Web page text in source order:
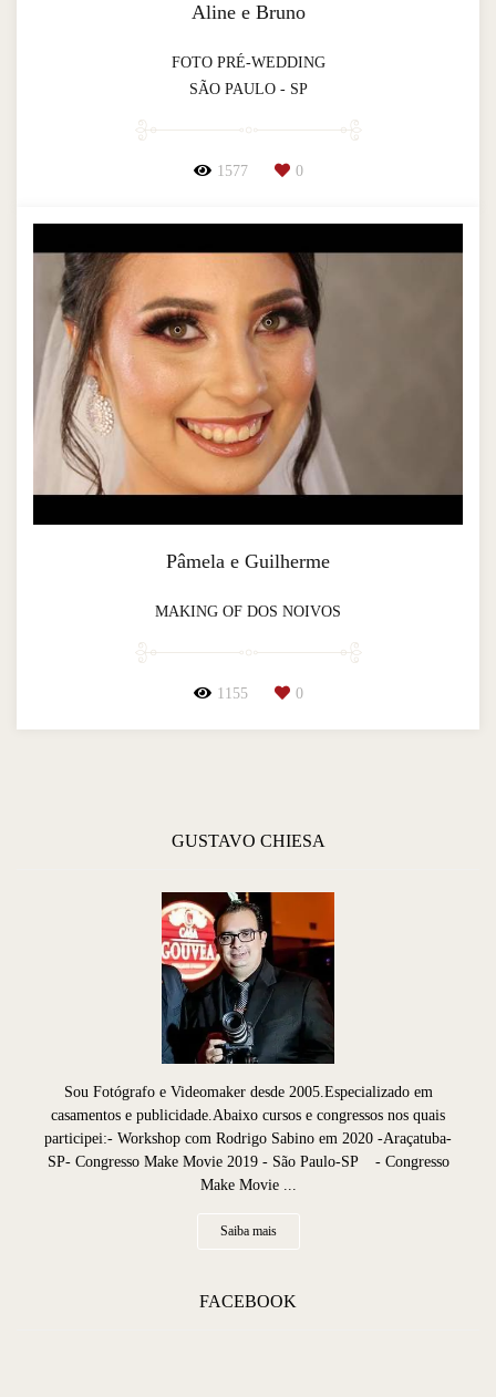
Aline e Bruno
FOTO PRÉ-WEDDING
SÃO PAULO - SP
1577 0
Pâmela e Guilherme
MAKING OF DOS NOIVOS
1155 0
GUSTAVO CHIESA
Sou Fotógrafo e Videomaker desde 2005.Especializado em
casamentos e publicidade.Abaixo cursos e congressos nos quais
participei:- Workshop com Rodrigo Sabino em 2020 -Araçatuba-
SP- Congresso Make Movie 2019 - São Paulo-SP - Congresso
Make Movie ...
Saiba mais
FACEBOOK